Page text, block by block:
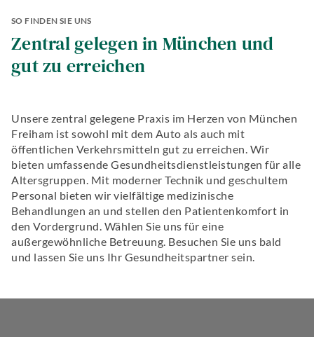
SO FINDEN SIE UNS
Zentral gelegen in München und
gut zu erreichen
Unsere zentral gelegene Praxis im Herzen von München
Freiham ist sowohl mit dem Auto als auch mit
öffentlichen Verkehrsmitteln gut zu erreichen. Wir
bieten umfassende Gesundheitsdienstleistungen für alle
Altersgruppen. Mit moderner Technik und geschultem
Personal bieten wir vielfältige medizinische
Behandlungen an und stellen den Patientenkomfort in
den Vordergrund. Wählen Sie uns für eine
außergewöhnliche Betreuung. Besuchen Sie uns bald
und lassen Sie uns Ihr Gesundheitspartner sein.